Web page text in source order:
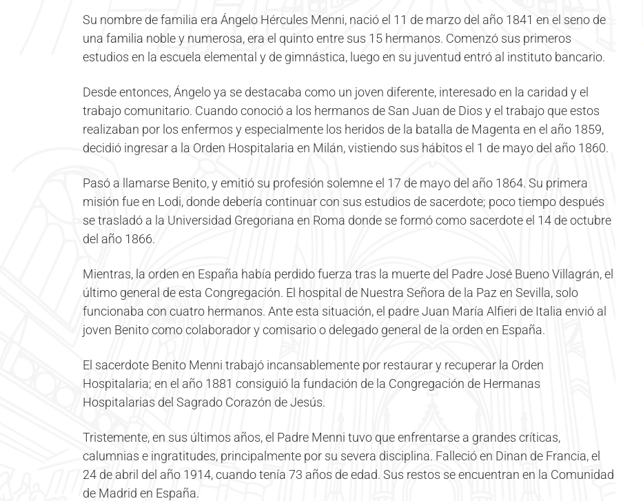
Su nombre de familia era Ángelo Hércules Menni, nació el 11 de marzo del año 1841 en el seno de
una familia noble y numerosa, era el quinto entre sus 15 hermanos. Comenzó sus primeros
estudios en la escuela elemental y de gimnástica, luego en su juventud entró al instituto bancario.
Desde entonces, Ángelo ya se destacaba como un joven diferente, interesado en la caridad y el
trabajo comunitario. Cuando conoció a los hermanos de San Juan de Dios y el trabajo que estos
realizaban por los enfermos y especialmente los heridos de la batalla de Magenta en el año 1859,
decidió ingresar a la Orden Hospitalaria en Milán, vistiendo sus hábitos el 1 de mayo del año 1860.
Pasó a llamarse Benito, y emitió su profesión solemne el 17 de mayo del año 1864. Su primera
misión fue en Lodi, donde debería continuar con sus estudios de sacerdote; poco tiempo después
se trasladó a la Universidad Gregoriana en Roma donde se formó como sacerdote el 14 de octubre
del año 1866.
Mientras, la orden en España había perdido fuerza tras la muerte del Padre José Bueno Villagrán, el
último general de esta Congregación. El hospital de Nuestra Señora de la Paz en Sevilla, solo
funcionaba con cuatro hermanos. Ante esta situación, el padre Juan María Alfieri de Italia envió al
joven Benito como colaborador y comisario o delegado general de la orden en España.
El sacerdote Benito Menni trabajó incansablemente por restaurar y recuperar la Orden
Hospitalaria; en el año 1881 consiguió la fundación de la Congregación de Hermanas
Hospitalarias del Sagrado Corazón de Jesús.
Tristemente, en sus últimos años, el Padre Menni tuvo que enfrentarse a grandes críticas,
calumnias e ingratitudes, principalmente por su severa disciplina. Falleció en Dinan de Francia, el
24 de abril del año 1914, cuando tenía 73 años de edad. Sus restos se encuentran en la Comunidad
de Madrid en España.